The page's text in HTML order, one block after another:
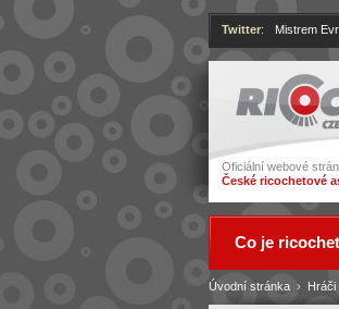
Ricochet
Oficiální webové
České ricochetové
Twitter: Mistrem
Úvodní stránka › Hráči
Co je ricochet